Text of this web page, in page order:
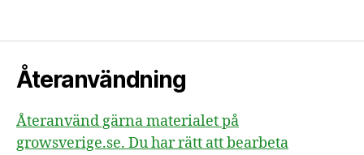
Återanvändning
Återanvänd gärna materialet på
growsverige.se. Du har rätt att bearbeta